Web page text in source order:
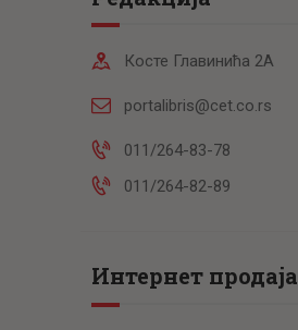
Косте Главинића 2А
portalibris@cet.co.rs
011/264-83-78
011/264-82-89
Интернет продаја